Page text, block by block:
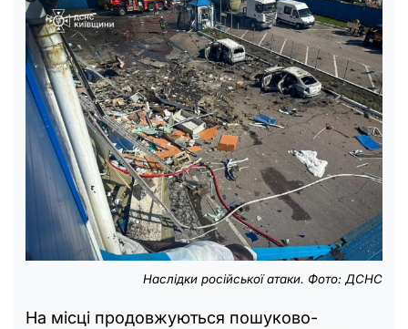
Наслідки російської атаки. Фото: ДСНС
На місці продовжуються пошуково-